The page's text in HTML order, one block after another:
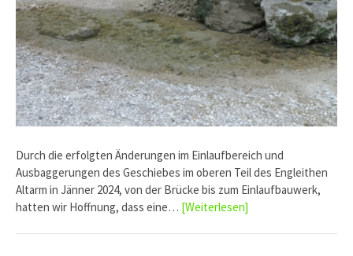
Durch die erfolgten Änderungen im Einlaufbereich und
Ausbaggerungen des Geschiebes im oberen Teil des Engleithen
Altarm in Jänner 2024, von der Brücke bis zum Einlaufbauwerk,
hatten wir Hoffnung, dass eine… [Weiterlesen]